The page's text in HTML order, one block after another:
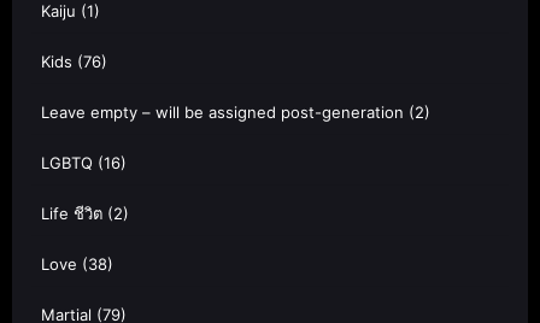
Kaiju (1)
Kids (76)
Leave empty – will be assigned post-generation (2)
LGBTQ (16)
Life ชีวิต (2)
Love (38)
Martial (79)